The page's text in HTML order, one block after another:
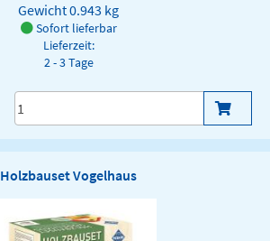
Gewicht0.943 kg
Sofort lieferbar
Lieferzeit:
2 - 3 Tage
Holzbauset Vogelhaus